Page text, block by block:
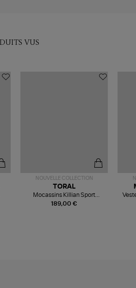
VUS
NOUVELLE COLLECTION
189,00 €
TORAL
Mocassins Killian Sport
Mousse